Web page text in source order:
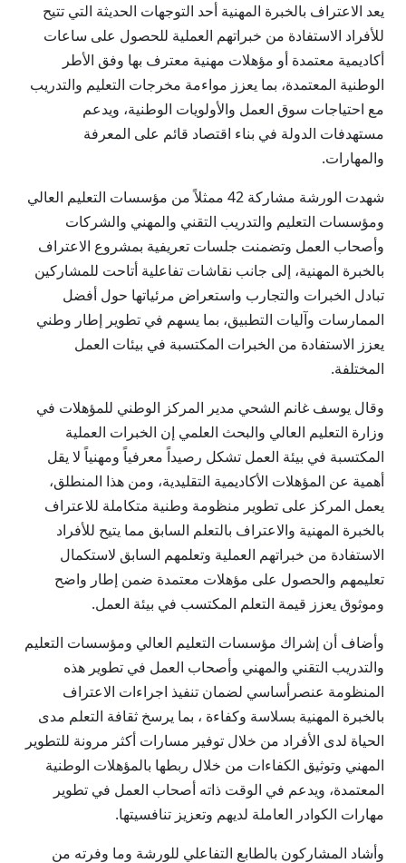
يعد الاعتراف بالخبرة المهنية أحد التوجهات الحديثة التي تتيح
للأفراد الاستفادة من خبراتهم العملية للحصول على ساعات
أكاديمية معتمدة أو مؤهلات مهنية معترف بها وفق الأطر
الوطنية المعتمدة، بما يعزز مواءمة مخرجات التعليم والتدريب
مع احتياجات سوق العمل والأولويات الوطنية، ويدعم
مستهدفات الدولة في بناء اقتصاد قائم على المعرفة
والمهارات.
شهدت الورشة مشاركة 42 ممثلاً من مؤسسات التعليم العالي
ومؤسسات التعليم والتدريب التقني والمهني والشركات
وأصحاب العمل وتضمنت جلسات تعريفية بمشروع الاعتراف
بالخبرة المهنية، إلى جانب نقاشات تفاعلية أتاحت للمشاركين
تبادل الخبرات والتجارب واستعراض مرئياتها حول أفضل
الممارسات وآليات التطبيق، بما يسهم في تطوير إطار وطني
يعزز الاستفادة من الخبرات المكتسبة في بيئات العمل
المختلفة.
وقال يوسف غانم الشحي مدير المركز الوطني للمؤهلات في
وزارة التعليم العالي والبحث العلمي إن الخبرات العملية
المكتسبة في بيئة العمل تشكل رصيداً معرفياً ومهنياً لا يقل
أهمية عن المؤهلات الأكاديمية التقليدية، ومن هذا المنطلق،
يعمل المركز على تطوير منظومة وطنية متكاملة للاعتراف
بالخبرة المهنية والاعتراف بالتعلم السابق مما يتيح للأفراد
الاستفادة من خبراتهم العملية وتعلمهم السابق لاستكمال
تعليمهم والحصول على مؤهلات معتمدة ضمن إطار واضح
وموثوق يعزز قيمة التعلم المكتسب في بيئة العمل.
وأضاف أن إشراك مؤسسات التعليم العالي ومؤسسات التعليم
والتدريب التقني والمهني وأصحاب العمل في تطوير هذه
المنظومة عنصرأساسي لضمان تنفيذ اجراءات الاعتراف
بالخبرة المهنية بسلاسة وكفاءة ، بما يرسخ ثقافة التعلم مدى
الحياة لدى الأفراد من خلال توفير مسارات أكثر مرونة للتطوير
المهني وتوثيق الكفاءات من خلال ربطها بالمؤهلات الوطنية
المعتمدة، ويدعم في الوقت ذاته أصحاب العمل في تطوير
مهارات الكوادر العاملة لديهم وتعزيز تنافسيتها.
وأشاد المشاركون بالطابع التفاعلي للورشة وما وفرته من